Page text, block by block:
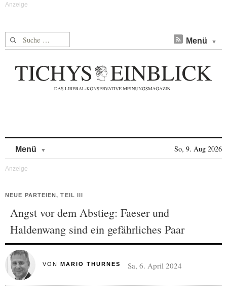
Suche nach: Menü
Menü So, 9. Aug 2026
NEUE PARTEIEN, TEIL III
Angst vor dem Abstieg: Faeser und
Haldenwang sind ein gefährliches Paar
VON MARIO THURNES Sa, 6. April 2024